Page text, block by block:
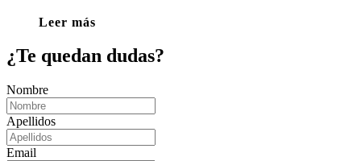
Leer más
¿Te quedan dudas?
Nombre
Apellidos
Email